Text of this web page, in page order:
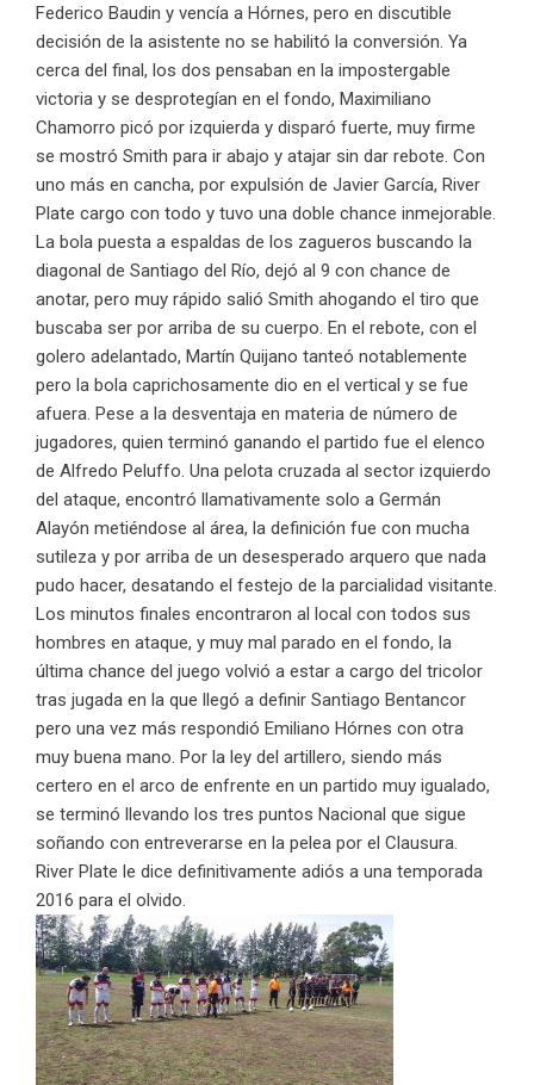
Federico Baudin y vencía a Hórnes, pero en discutible
decisión de la asistente no se habilitó la conversión. Ya
cerca del final, los dos pensaban en la impostergable
victoria y se desprotegían en el fondo, Maximiliano
Chamorro picó por izquierda y disparó fuerte, muy firme
se mostró Smith para ir abajo y atajar sin dar rebote. Con
uno más en cancha, por expulsión de Javier García, River
Plate cargo con todo y tuvo una doble chance inmejorable.
La bola puesta a espaldas de los zagueros buscando la
diagonal de Santiago del Río, dejó al 9 con chance de
anotar, pero muy rápido salió Smith ahogando el tiro que
buscaba ser por arriba de su cuerpo. En el rebote, con el
golero adelantado, Martín Quijano tanteó notablemente
pero la bola caprichosamente dio en el vertical y se fue
afuera. Pese a la desventaja en materia de número de
jugadores, quien terminó ganando el partido fue el elenco
de Alfredo Peluffo. Una pelota cruzada al sector izquierdo
del ataque, encontró llamativamente solo a Germán
Alayón metiéndose al área, la definición fue con mucha
sutileza y por arriba de un desesperado arquero que nada
pudo hacer, desatando el festejo de la parcialidad visitante.
Los minutos finales encontraron al local con todos sus
hombres en ataque, y muy mal parado en el fondo, la
última chance del juego volvió a estar a cargo del tricolor
tras jugada en la que llegó a definir Santiago Bentancor
pero una vez más respondió Emiliano Hórnes con otra
muy buena mano. Por la ley del artillero, siendo más
certero en el arco de enfrente en un partido muy igualado,
se terminó llevando los tres puntos Nacional que sigue
soñando con entreverarse en la pelea por el Clausura.
River Plate le dice definitivamente adiós a una temporada
2016 para el olvido.